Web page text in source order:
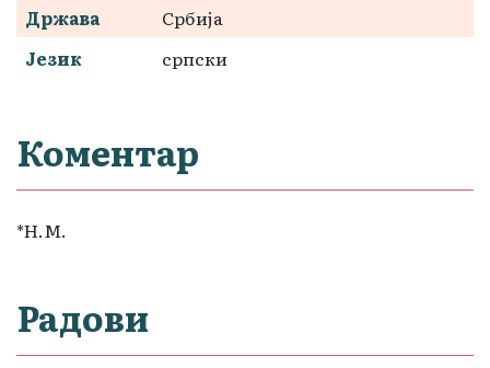
Држава
Србија
Језик
српски
Коментар
*Н.М.
Радови